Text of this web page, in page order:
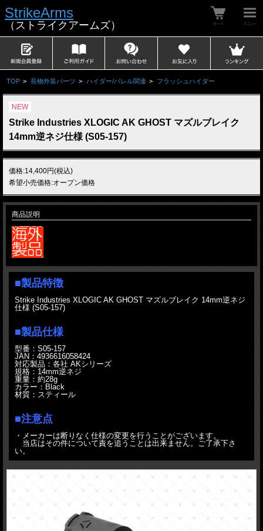
StrikeArms
（ストライクアームズ）
TOP > 長物外装パーツ > ハイダー/バレル関連 > フラッシュハイダー
NEW
Strike Industries XLOGIC AK GHOST マズルブレイク
14mm逆ネジ仕様 (S05-157)
価格:14,400円(税込)
希望小売価格:オープン価格
商品説明
■製品特徴
Strike Industries XLOGIC AK GHOST マズルブレイク 14mm逆ネジ
仕様 (S05-157)
■製品仕様
型番：S05-157
JAN：4936616058424
対応製品：各社 AKシリーズ
規格：14mm逆ネジ
重量：約28g
カラー：Black
材質：スティール
■注意点
・メーカーは断りなく仕様の変更を行うことがございます。
当店はその件について責を追うことは出来ません。ご了承下さ
い。